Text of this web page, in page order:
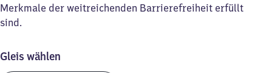
Merkmale der weitreichenden Barrierefreiheit erfüllt
sind.
Gleis wählen